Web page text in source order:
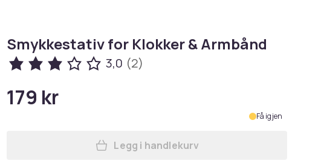
Smykkestativ for Klokker & Armbånd
3,0 (2)
179 kr
Få igjen
Legg Smykkestativ for Klokker &
Legg i handlekurv